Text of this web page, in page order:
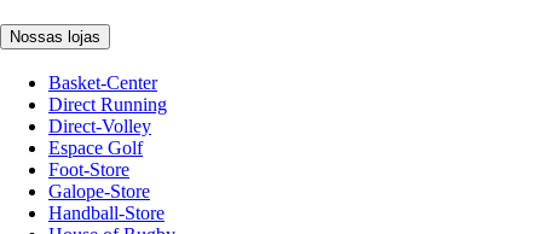
Nossas lojas
Basket-Center
Direct Running
Direct-Volley
Espace Golf
Foot-Store
Galope-Store
Handball-Store